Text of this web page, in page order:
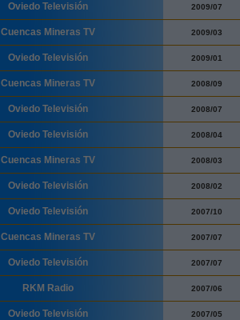
Oviedo Televisión 2009/07
Cuencas Mineras TV 2009/03
Oviedo Televisión 2009/01
Cuencas Mineras TV 2008/09
Oviedo Televisión 2008/07
Oviedo Televisión 2008/04
Cuencas Mineras TV 2008/03
Oviedo Televisión 2008/02
Oviedo Televisión 2007/10
Cuencas Mineras TV 2007/07
Oviedo Televisión 2007/07
RKM Radio 2007/06
Oviedo Televisión 2007/05